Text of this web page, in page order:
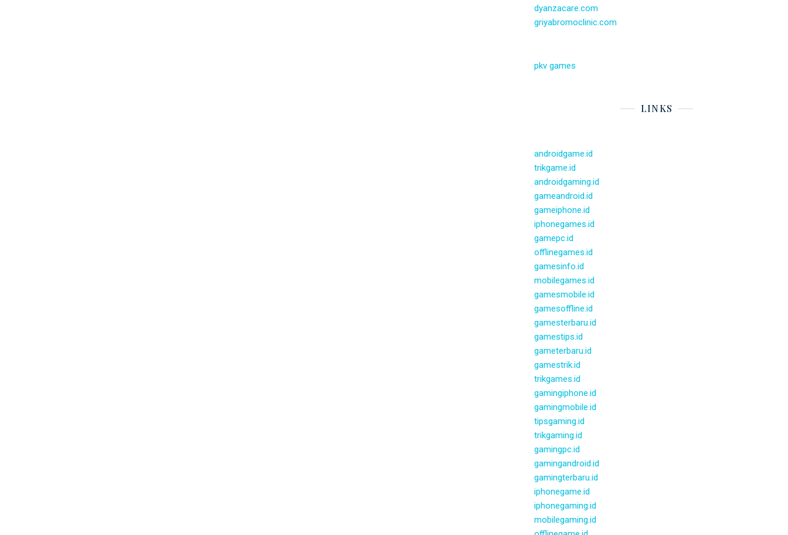
dyanzacare.com
griyabromoclinic.com
pkv games
LINKS
androidgame.id
trikgame.id
androidgaming.id
gameandroid.id
gameiphone.id
iphonegames.id
gamepc.id
offlinegames.id
gamesinfo.id
mobilegames.id
gamesmobile.id
gamesoffline.id
gamesterbaru.id
gamestips.id
gameterbaru.id
gamestrik.id
trikgames.id
gamingiphone.id
gamingmobile.id
tipsgaming.id
trikgaming.id
gamingpc.id
gamingandroid.id
gamingterbaru.id
iphonegame.id
iphonegaming.id
mobilegaming.id